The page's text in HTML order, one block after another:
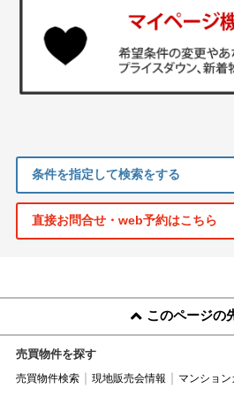
条件を指定して検索をする
直接お問合せ・web予約はこちら
このページの
売買物件を探す
売買物件検索 現地販売会情報 マンショ